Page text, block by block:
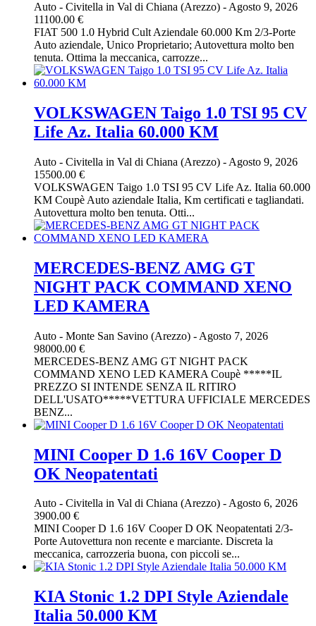
Auto - Civitella in Val di Chiana (Arezzo) - Agosto 9, 2026
11100.00 €
FIAT 500 1.0 Hybrid Cult Aziendale 60.000 Km 2/3-Porte
Auto aziendale, Unico Proprietario; Autovettura molto ben
tenuta. Ottima la meccanica, carrozze...
VOLKSWAGEN Taigo 1.0 TSI 95 CV
Life Az. Italia 60.000 KM
Auto - Civitella in Val di Chiana (Arezzo) - Agosto 9, 2026
15500.00 €
VOLKSWAGEN Taigo 1.0 TSI 95 CV Life Az. Italia 60.000
KM Coupè Auto aziendale Italia, Km certificati e tagliandati.
Autovettura molto ben tenuta. Otti...
MERCEDES-BENZ AMG GT
NIGHT PACK COMMAND XENO
LED KAMERA
Auto - Monte San Savino (Arezzo) - Agosto 7, 2026
98000.00 €
MERCEDES-BENZ AMG GT NIGHT PACK
COMMAND XENO LED KAMERA Coupè *****IL
PREZZO SI INTENDE SENZA IL RITIRO
DELL'USATO*****VETTURA UFFICIALE MERCEDES
BENZ...
MINI Cooper D 1.6 16V Cooper D
OK Neopatentati
Auto - Civitella in Val di Chiana (Arezzo) -Agosto 6, 2026
3900.00 €
MINI Cooper D 1.6 16V Cooper D OK Neopatentati 2/3-
Porte Autovettura non recente e marciante. Discreta la
meccanica, carrozzeria buona, con piccoli se...
KIA Stonic 1.2 DPI Style Aziendale
Italia 50.000 KM